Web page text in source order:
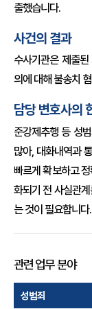
출했습니다.
사건의 결과
수사기관은 제출
의에 대해 불송치
담당 변호사의
준강제추행 등 성
많아, 대화내역과
빠르게 확보하고
화되기 전 사실관
는 것이 필요합니다.
관련 업무 분야
성범죄